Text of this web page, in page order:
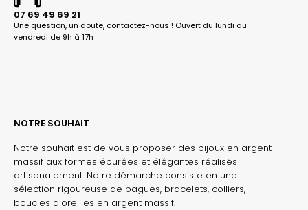
07 69 49 69 21
Une question, un doute, contactez-nous ! Ouvert du lundi au
vendredi de 9h à 17h
NOTRE SOUHAIT
Notre souhait est de vous proposer des bijoux en argent
massif aux formes épurées et élégantes réalisés
artisanalement. Notre démarche consiste en une
sélection rigoureuse de bagues, bracelets, colliers,
boucles d'oreilles en argent massif.